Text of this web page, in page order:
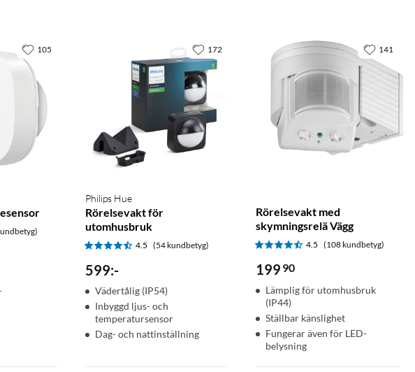
105
Philips Hue
Rörelsevakt för
utomhusbruk
4.5 (54 kundbetyg)
599:-
Vädertålig (IP54)
Inbyggd ljus- och
temperatursensor
Dag- och nattinställning
172
Rörelsevakt med
skymningsrelä Vägg
4.5 (108 kundbetyg)
199 90
Lämplig för utomhusbruk
(IP44)
Ställbar känslighet
Fungerar även för LED-
belysning
141